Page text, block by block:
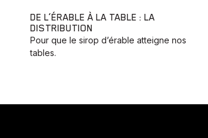
DE L’ÉRABLE À LA TABLE : LA
DISTRIBUTION
Pour que le sirop d’érable atteigne nos
tables.